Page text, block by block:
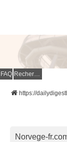
FAQ Rechercher
https://
Norvege-